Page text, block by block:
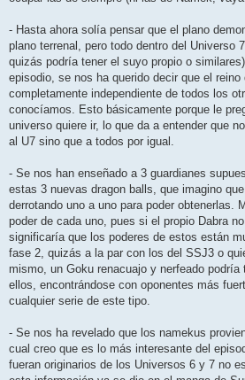
- Hasta ahora solía pensar que el plano
plano terrenal, pero todo dentro del Universo
quizás podría tener el suyo propio o
episodio, se nos ha querido decir que el
completamente independiente de todos los
conocíamos. Esto básicamente porque le
universo quiere ir, lo que da a entender que
al U7 sino que a todos por igual.
- Se nos han enseñado a 3 guardianes
estas 3 nuevas dragon balls, que imagino
derrotando uno a uno para poder obtenerlas.
poder de cada uno, pues si el propio Dabra
significaría que los poderes de estos están
fase 2, quizás a la par con los del SSJ3 o
mismo, un Goku renacuajo y nerfeado
ellos, encontrándose con oponentes más
cualquier serie de este tipo.
- Se nos ha revelado que los namekus
cual creo que es lo más interesante del
fueran originarios de los Universos 6 y 7 no